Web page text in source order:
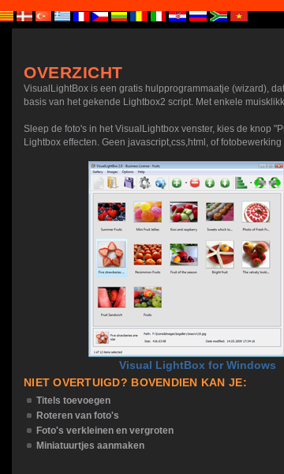
OVERZICHT
VisualLightBox is een gratis hulpprogrammaatje (wizard),
basis van het gekende Lightbox2 script. Met enkele
Sleep de foto's in het VisualLightbox venster, kies de knop
Lightbox effecten. Geen javascript,css,html, of
Visual LightBox for Windows
NIET OVERTUIGD? BOVENDIEN KAN JE:
Titels toevoegen
Roteren van foto's
Foto's verkleinen en vergroten
Miniatuurtjes aanmaken